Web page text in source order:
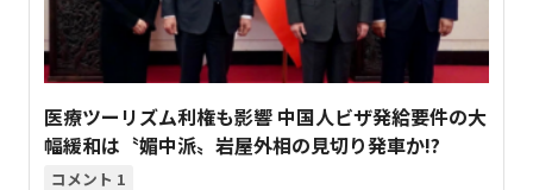
医療ツーリズム利権も影響 中国人ビザ発給要件の大
幅緩和は〝媚中派〟岩屋外相の見切り発車か!?
1